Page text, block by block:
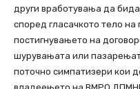
други вработувања да
според гласачкото тело на
постигнувањето на
шурувањата или
поточно симпатизери кои